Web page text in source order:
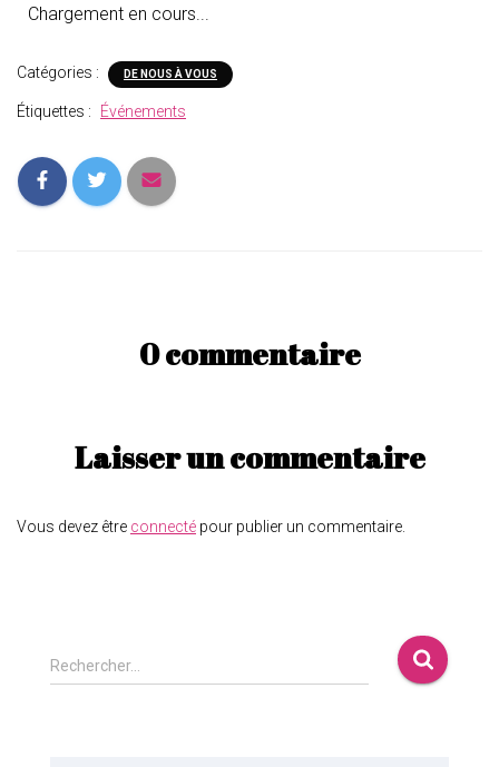
Chargement en cours...
Catégories : DE NOUS À VOUS
Étiquettes : Événements
0 commentaire
Laisser un commentaire
Vous devez être connecté pour publier un commentaire.
Rechercher…